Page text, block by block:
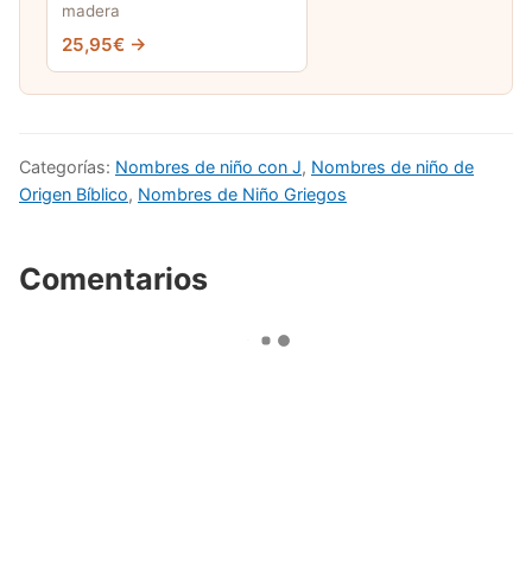
madera
25,95€ →
Categorías: Nombres de niño con J, Nombres de niño de
Origen Bíblico, Nombres de Niño Griegos
Comentarios